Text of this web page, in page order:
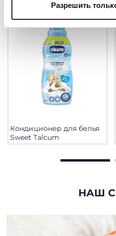
баннер, вы соглашаетесь
технические файлы cookie,
запрашиваемой услуги.
Политика использования
Разрешить
Кондиционер для белья
Sweet Talcum
НАШ